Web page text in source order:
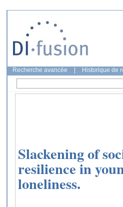
Recherche avancée Historique de
Slackening of
resilience in
loneliness.